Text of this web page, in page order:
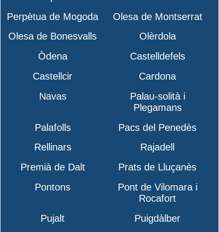
Perpètua de Mogoda
Olesa de Montserrat
Olesa de Bonesvalls
Olèrdola
Òdena
Castelldefels
Castellcir
Cardona
Navas
Palau-solità i
Plegamans
Palafolls
Pacs del Penedès
Rellinars
Rajadell
Premià de Dalt
Prats de Lluçanès
Pontons
Pont de Vilomara i
Rocafort
Pujalt
Puigdàlber